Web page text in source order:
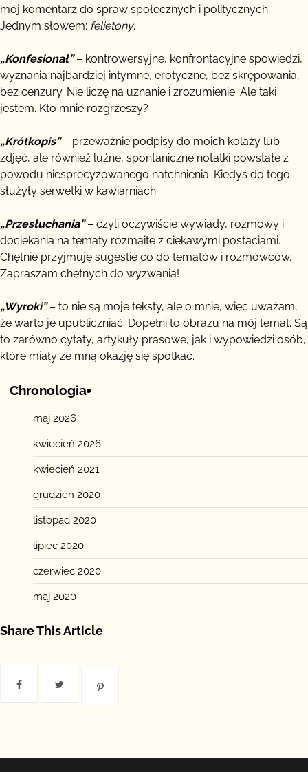
mój komentarz do spraw społecznych i politycznych.
Jednym słowem: felietony.
„Konfesionał”– kontrowersyjne, konfrontacyjne spowiedzi,
wyznania najbardziej intymne, erotyczne, bez skrępowania,
bez cenzury. Nie liczę na uznanie i zrozumienie. Ale taki
jestem. Kto mnie rozgrzeszy?
„Krótkopis”– przeważnie podpisy do moich kolaży lub
zdjęć, ale również luźne, spontaniczne notatki powstałe z
powodu niesprecyzowanego natchnienia. Kiedyś do tego
służyły serwetki w kawiarniach.
„Przesłuchania”– czyli oczywiście wywiady, rozmowy i
dociekania na tematy rozmaite z ciekawymi postaciami.
Chętnie przyjmuję sugestie co do tematów i rozmówców.
Zapraszam chętnych do wyzwania!
„Wyroki”– to nie są moje teksty, ale o mnie, więc uważam,
że warto je upubliczniać. Dopełni to obrazu na mój temat. Są
to zarówno cytaty, artykuły prasowe, jak i wypowiedzi osób,
które miały ze mną okazję się spotkać.
Chronologia
maj 2026
kwiecień 2026
kwiecień 2021
grudzień 2020
listopad 2020
lipiec 2020
czerwiec 2020
maj 2020
Share This Article